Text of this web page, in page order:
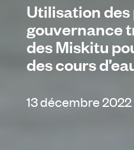
Utilisation
gouvernance
des Miskitu
des cours
13 décembre 2022